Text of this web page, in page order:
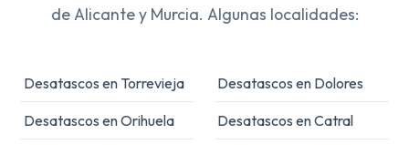
de Alicante y Murcia. Algunas localidades:
Desatascos en Torrevieja
Desatascos en Orihuela
Desatascos en Dolores
Desatascos en Catral